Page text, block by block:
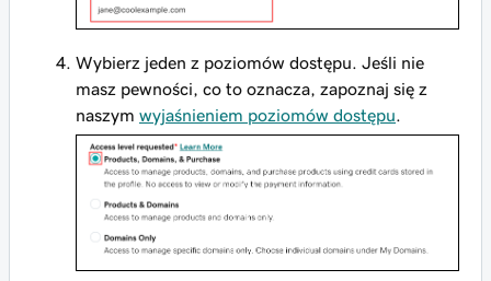
Wybierz jeden z poziomów dostępu. Jeśli nie
masz pewności, co to oznacza, zapoznaj się z
naszym wyjaśnieniem poziomów dostępu